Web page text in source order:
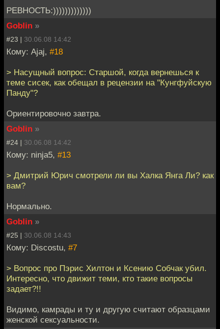
РЕВНОСТЬ:)))))))))))))
Goblin »
#23 | 30.06.08 14:42
Кому: Ajaj, #18
> Насущный вопрос: Старшой, когда вернешься к
теме сисек, как обещал в рецензии на "Кунгфуйскую
Панду"?
Ориентировочно завтра.
Goblin »
#24 | 30.06.08 14:42
Кому: ninja5, #13
> Дмитрий Юрич смотрели ли вы Халка Янга Ли? как
вам?
Нормально.
Goblin »
#25 | 30.06.08 14:43
Кому: Discostu, #7
> Вопрос про Пэрис Хилтон и Ксению Собчак убил.
Интересно, что движит теми, кто такие вопросы
задает?!!
Видимо, камрады и ту и другую считают образцами
женской сексуальности.